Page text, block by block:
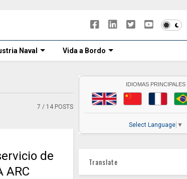
Naval Vida a Bordo
7 / 14 POSTS
de
ARC
IDIOMAS PRINCIPALES
Select Language ▼
Translate